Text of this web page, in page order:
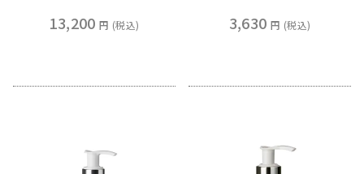
13,200 税込 3,630 税込